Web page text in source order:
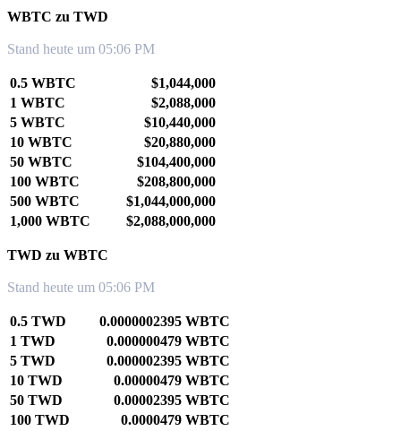
WBTC zu TWD
Stand heute um 05:06 PM
0.5 WBTC
$1,044,000
1 WBTC
$2,088,000
5 WBTC
$10,440,000
10 WBTC
$20,880,000
50 WBTC
$104,400,000
100 WBTC
$208,800,000
500 WBTC
$1,044,000,000
1,000 WBTC
$2,088,000,000
TWD zu WBTC
Stand heute um 05:06 PM
0.5 TWD
0.0000002395 WBTC
1 TWD
0.000000479 WBTC
5 TWD
0.000002395 WBTC
10 TWD
0.00000479 WBTC
50 TWD
0.00002395 WBTC
100 TWD
0.0000479 WBTC